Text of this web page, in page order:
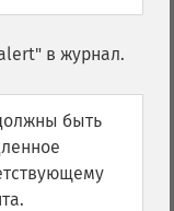
в журнал.
быть